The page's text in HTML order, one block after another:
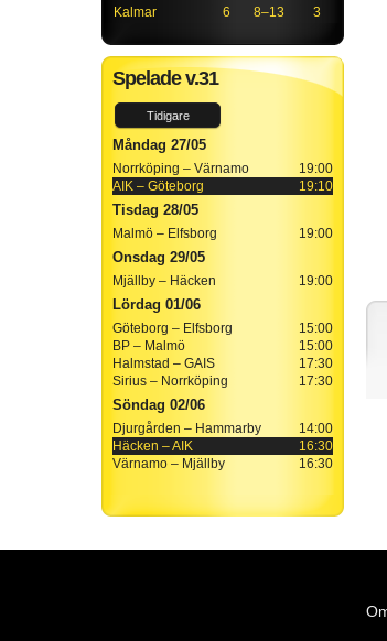
Kalmar
6 8–13 3
Spelade v.31
Tidigare
Måndag 27/05
19:00
Norrköping – Värnamo
19:10
AIK – Göteborg
Tisdag 28/05
19:00
Malmö – Elfsborg
Onsdag 29/05
19:00
Mjällby – Häcken
Lördag 01/06
15:00
Göteborg – Elfsborg
15:00
BP – Malmö
17:30
Halmstad – GAIS
17:30
Sirius – Norrköping
Söndag 02/06
14:00
Djurgården – Hammarby
16:30
Häcken – AIK
16:30
Värnamo – Mjällby